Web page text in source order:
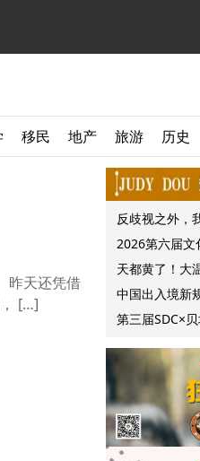
移民 地产 旅游 历史
昨天还凭借
[…]
反歧视之外，
议会一项动议
2026第六届文
务提质升级
天都黄了！大
质量预警 最高
中国出入境新
中介迎来最强
第三届SDC×